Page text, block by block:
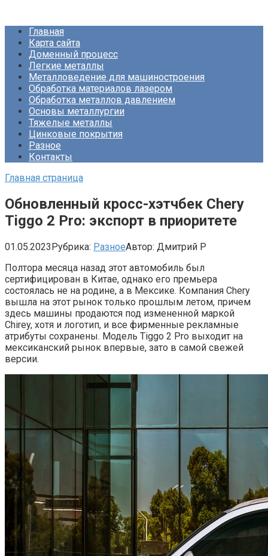
контентуГлавная
Карта сайта
Доменный процесс
Легкие металлы
Металловедение для машиностроения
Обработка материалов лазером
Обработка металлов давлением
Основы металлургии
Тяжелые металлы
Цинковые покрытия
Разное
Контакты
Главная страница
Обновленный кросс-хэтчбек Chery
Tiggo 2 Pro: экспорт в приоритете
01.05.2023Рубрика: РазноеАвтор: Дмитрий Р
Полтора месяца назад этот автомобиль был
сертифицирован в Китае, однако его премьера
состоялась не на родине, а в Мексике. Компания Chery
вышла на этот рынок только прошлым летом, причем
здесь машины продаются под измененной маркой
Chirey, хотя и логотип, и все фирменные рекламные
атрибуты сохранены. Модель Tiggo 2 Pro выходит на
мексиканский рынок впервые, зато в самой свежей
версии.